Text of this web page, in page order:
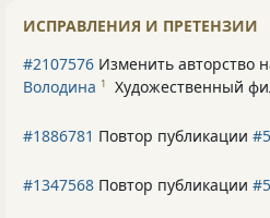
ИСПРАВЛЕНИЯ И ПРЕТЕНЗИИ
#2107576 Изменить авторство
Володина 1 Художественный
#1886781 Повтор публикации
#1347568 Повтор публикации